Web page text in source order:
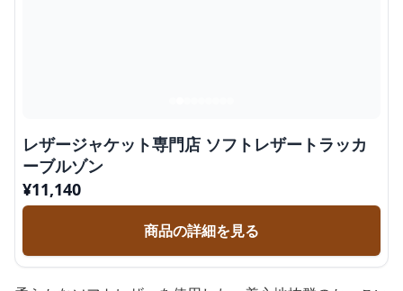
レザージャケット専門店 ソフトレザートラッカ
ーブルゾン
¥11,140
商品の詳細を見る